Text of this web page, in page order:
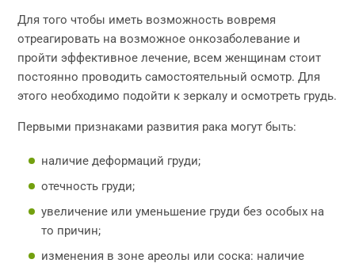
Для того чтобы иметь возможность вовремя
отреагировать на возможное онкозаболевание и
пройти эффективное лечение, всем женщинам стоит
постоянно проводить самостоятельный осмотр. Для
этого необходимо подойти к зеркалу и осмотреть грудь.
Первыми признаками развития рака могут быть:
наличие деформаций груди;
отечность груди;
увеличение или уменьшение груди без особых на
то причин;
изменения в зоне ареолы или соска: наличие